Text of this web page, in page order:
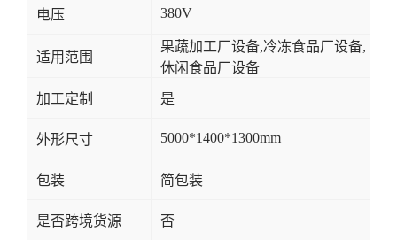
电压 380V
适用范围
果蔬加工厂设备,冷冻食品厂设备,
休闲食品厂设备
加工定制 是
外形尺寸 5000*1400*1300mm
包装 简包装
是否跨境货源 否